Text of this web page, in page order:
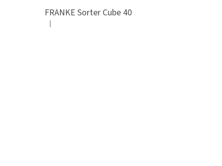
FRANKE Sorter Cube 40
Hodnocení produktu je 3 z 5 hvězdiček.
|